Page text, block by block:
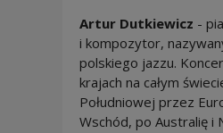
Artur Dutkiewicz -
i kompozytor,
polskiego jazzu.
krajach na całym
Południowej przez
Wschód, po Australię i